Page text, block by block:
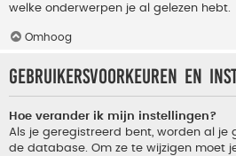
welke onderwerpen je al gelezen hebt.
Omhoog
Gebruikersvoorkeuren en
Hoe verander ik mijn instellingen?
Als je geregistreerd bent, worden al je
de database. Om ze te wijzigen moet